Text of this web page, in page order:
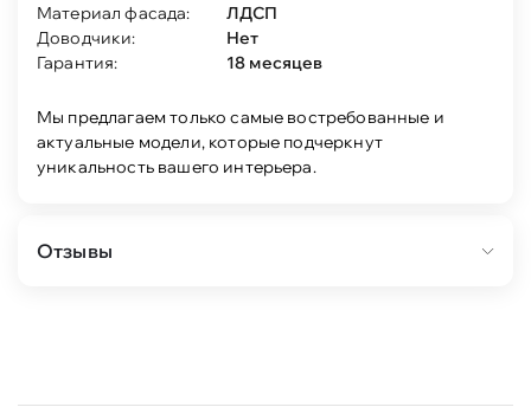
Материал фасада:
ЛДСП
Доводчики:
Нет
Гарантия:
18 месяцев
Мы предлагаем только самые востребованные и
актуальные модели, которые подчеркнут
уникальность вашего интерьера.
Отзывы